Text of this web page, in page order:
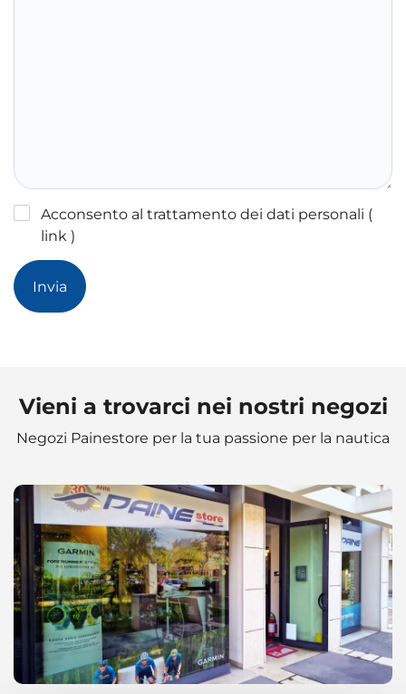
Acconsento al trattamento dei dati personali (
link )
Invia
Vieni a trovarci nei nostri negozi
Negozi Painestore per la tua passione per la nautica